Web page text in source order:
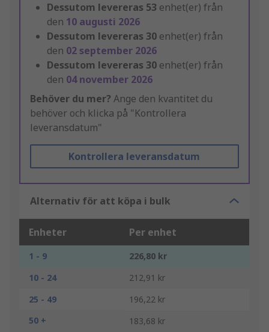
Dessutom levereras 53 enhet(er) från
den 10 augusti 2026
Dessutom levereras 30 enhet(er) från
den 02 september 2026
Dessutom levereras 30 enhet(er) från
den 04 november 2026
Behöver du mer? Ange den kvantitet du
behöver och klicka på "Kontrollera
leveransdatum"
Kontrollera leveransdatum
Alternativ för att köpa i bulk
Enheter Per enhet
1 - 9
226,80 kr
10 - 24
212,91 kr
25 - 49
196,22 kr
50 +
183,68 kr